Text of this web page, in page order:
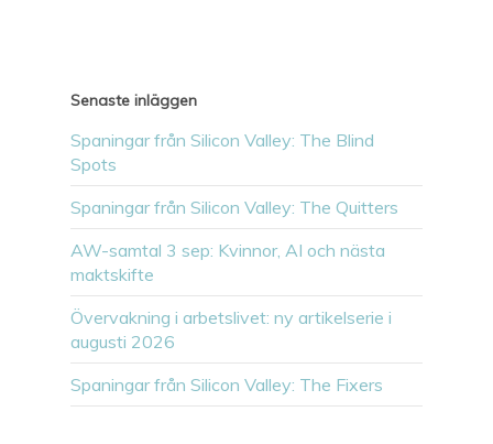
Senaste inläggen
Spaningar från Silicon Valley: The Blind
Spots
Spaningar från Silicon Valley: The Quitters
AW-samtal 3 sep: Kvinnor, AI och nästa
maktskifte
Övervakning i arbetslivet: ny artikelserie i
augusti 2026
Spaningar från Silicon Valley: The Fixers